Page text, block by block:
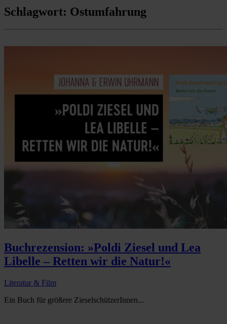
Schlagwort: Ostumfahrung
Buchrezension: »Poldi Ziesel und Lea
Libelle – Retten wir die Natur!«
Literatur & Film
Ein Buch für größere ZieselschützerInnen...